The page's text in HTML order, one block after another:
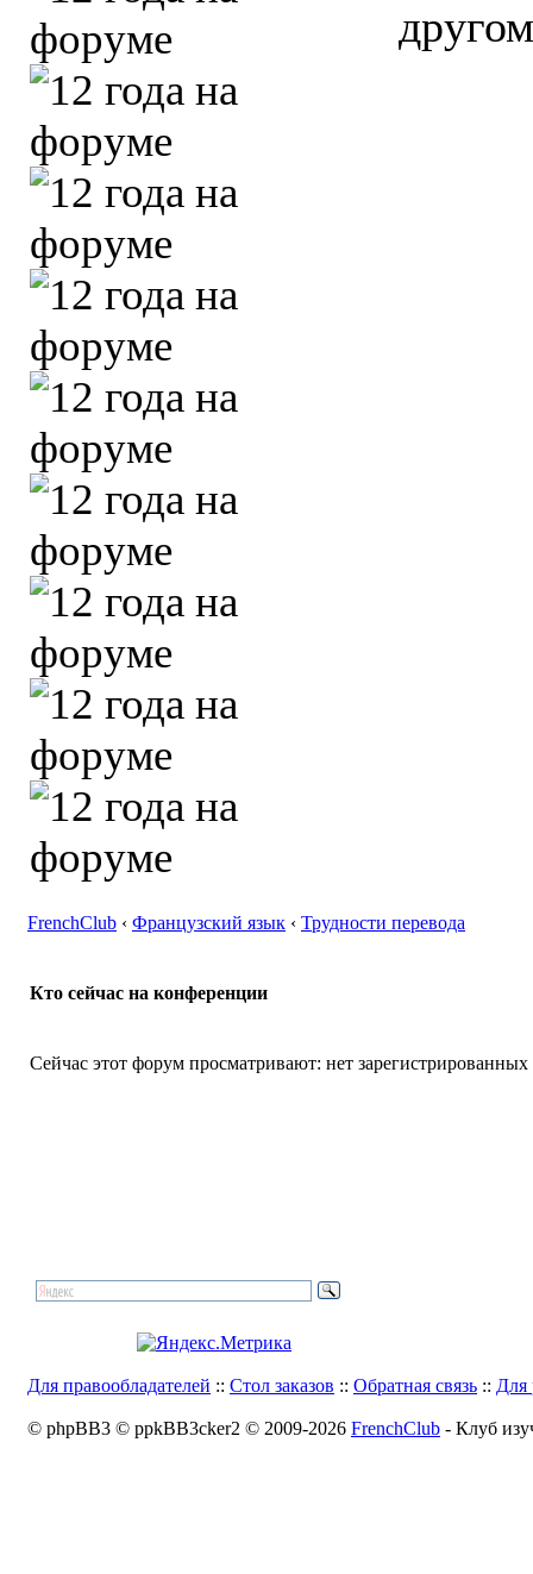
FrenchClub ‹ Французский язык ‹ Трудности перевода
Кто сейчас на конференции
Сейчас этот форум просматривают: нет зарегистрированных
Для правообладателей :: Стол заказов :: Обратная связь :: Для
© phpBB3 © ppkBB3cker2 © 2009-2026 FrenchClub - Клуб